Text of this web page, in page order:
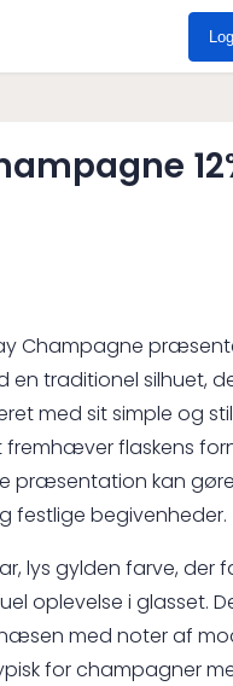
Champagne
en traditionel silhuet,
med sit simple og
flaskens
præsentation kan
festlige begivenheder.
lys gylden farve, der
oplevelse i glasset.
med noter af
for champagner